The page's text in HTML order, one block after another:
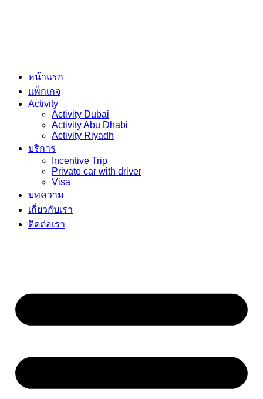
หน้าแรก
แพ็กเกจ
Activity
Activity Dubai
Activity Abu Dhabi
Activity Riyadh
บริการ
Incentive Trip
Private car with driver
Visa
บทความ
เกี่ยวกับเรา
ติดต่อเรา